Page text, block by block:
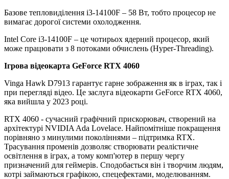
Базове тепловиділення i3-14100F – 58 Вт, тобто процесор не
вимагає дорогої системи охолодження.
Intel Core i3-14100F – це чотирьох ядерний процесор, який
може працювати з 8 потоками обчислень (Hyper-Threading).
Ігрова відеокарта GeForce RTX 4060
Vinga Hawk D7913 гарантує гарне зображення як в іграх, так і
при перегляді відео. Це заслуга відеокарти GeForce RTX 4060,
яка вийшла у 2023 році.
RTX 4060 - сучасний графічний прискорювач, створений на
архітектурі NVIDIA Ada Lovelace. Найпомітніше покращення
порівняно з минулими поколіннями – підтримка RTX.
Трасування променів дозволяє створювати реалістичне
освітлення в іграх, а тому комп'ютер в першу чергу
призначений для геймерів. Сподобається він і творчим людям,
котрі займаються графікою, спецефектами, моделюванням.